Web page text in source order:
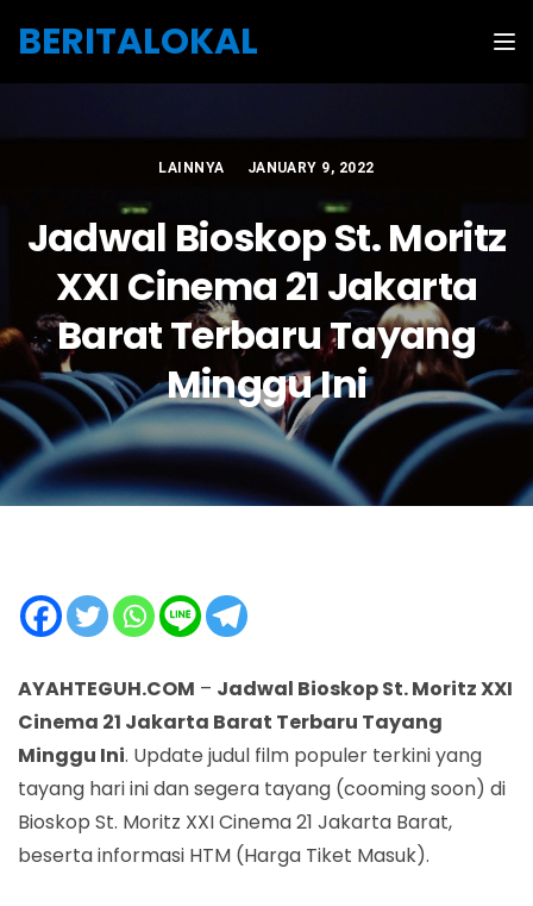
BERITALOKAL
LAINNYA JANUARY 9, 2022
Jadwal Bioskop St. Moritz
XXI Cinema 21 Jakarta
Barat Terbaru Tayang
Minggu Ini
AYAHTEGUH.COM – Jadwal Bioskop St. Moritz XXI
Cinema 21 Jakarta Barat Terbaru Tayang
Minggu Ini. Update judul film populer terkini yang
tayang hari ini dan segera tayang (cooming soon) di
Bioskop St. Moritz XXI Cinema 21 Jakarta Barat,
beserta informasi HTM (Harga Tiket Masuk).